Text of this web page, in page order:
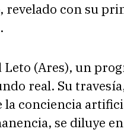
revelado con su
Leto (Ares), un
real. Su
la conciencia
se diluye